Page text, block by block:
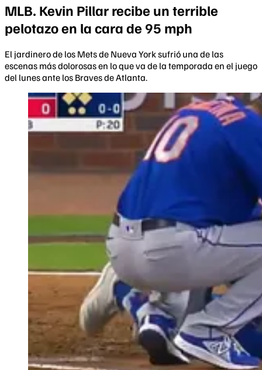
MLB. Kevin Pillar recibe un terrible
pelotazo en la cara de 95 mph
El jardinero de los Mets de Nueva York sufrió una de las
escenas más dolorosas en lo que va de la temporada en el juego
del lunes ante los Braves de Atlanta.